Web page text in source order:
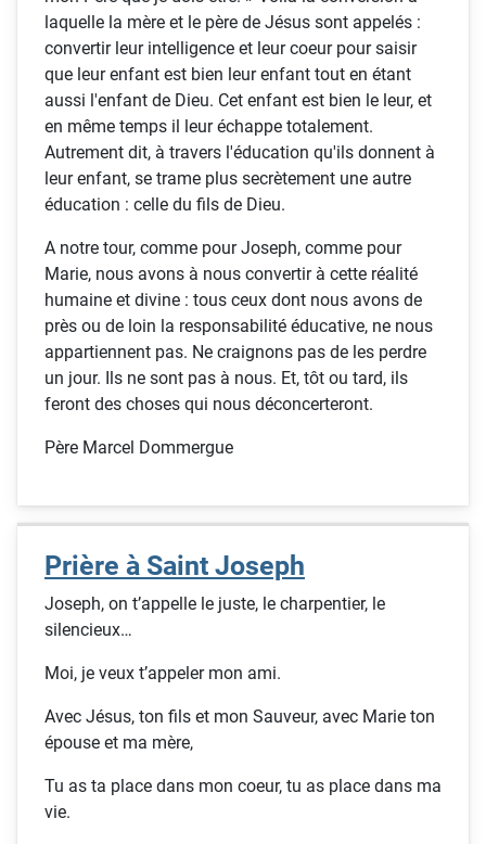
laquelle la mère et le père de Jésus sont appelés :
convertir leur intelligence et leur coeur pour saisir
que leur enfant est bien leur enfant tout en étant
aussi l'enfant de Dieu. Cet enfant est bien le leur, et
en même temps il leur échappe totalement.
Autrement dit, à travers l'éducation qu'ils donnent à
leur enfant, se trame plus secrètement une autre
éducation : celle du fils de Dieu.
A notre tour, comme pour Joseph, comme pour
Marie, nous avons à nous convertir à cette réalité
humaine et divine : tous ceux dont nous avons de
près ou de loin la responsabilité éducative, ne nous
appartiennent pas. Ne craignons pas de les perdre
un jour. Ils ne sont pas à nous. Et, tôt ou tard, ils
feront des choses qui nous déconcerteront.
Père Marcel Dommergue
Prière à Saint Joseph
Joseph, on t’appelle le juste, le charpentier, le
silencieux…
Moi, je veux t’appeler mon ami.
Avec Jésus, ton fils et mon Sauveur, avec Marie ton
épouse et ma mère,
Tu as ta place dans mon coeur, tu as place dans ma
vie.